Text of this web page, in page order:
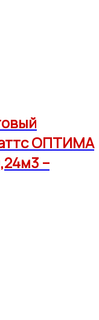
ОПТИМА
–